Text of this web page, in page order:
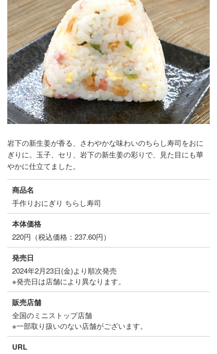
岩下の新生姜が香る、さわやかな味わいのちらし寿司をおに
ぎりに。玉子、セリ、岩下の新生姜の彩りで、見た目にも華
やかに仕立てました。
商品名
手作りおにぎり ちらし寿司
本体価格
220円（税込価格：237.60円）
発売日
2024年2月23日(金)より順次発売
※発売日は店舗により異なります。
販売店舗
全国のミニストップ店舗
※一部取り扱いのない店舗がございます。
URL